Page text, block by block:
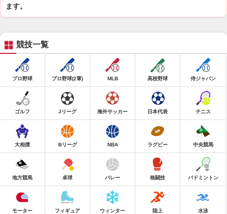
ます。
競技一覧
プロ野球 プロ野球(2軍) MLB 高校野球 侍ジャパン
ゴルフ Jリーグ 海外サッカー 日本代表 テニス
大相撲 Bリーグ NBA ラグビー 中央競馬
地方競馬 卓球 バレー 格闘技 バドミントン
モーター フィギュア ウィンター 陸上 水泳